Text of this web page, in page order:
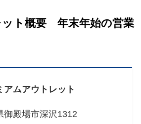
ット概要 年末年始の営業
ムアウトレット
御殿場市深沢1312